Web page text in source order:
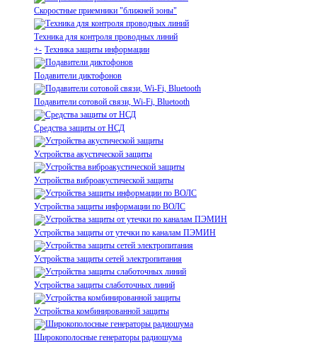
Скоростные приемники "ближней зоны"
Техника для контроля проводных линий
+- Техника защиты информации
Подавители диктофонов
Подавители сотовой связи, Wi-Fi, Bluetooth
Средства защиты от НСД
Устройства акустической защиты
Устройства виброакустической защиты
Устройства защиты информации по ВОЛС
Устройства защиты от утечки по каналам ПЭМИН
Устройства защиты сетей электропитания
Устройства защиты слаботочных линий
Устройства комбинированной защиты
Широкополосные генераторы радиошума